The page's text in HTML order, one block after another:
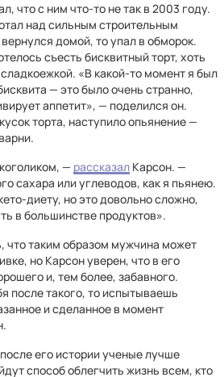
что с ним что-то не так в 2003 году.
над сильным строительным
домой, то упал в обморок.
съесть бисквитный торт, хоть
«В какой-то момент я был
— это было очень странно,
аппетит», — поделился он.
торта, наступило опьянение —
— рассказал Карсон. —
сахара или углеводов, как я пьянею.
диету, но это довольно сложно,
в большинстве продуктов».
что таким образом мужчина может
но Карсон уверен, что в его
и, тем более, забавного.
после такого, то испытываешь
и сделанное в момент
его истории ученые лучше
способ облегчить жизнь всем, кто